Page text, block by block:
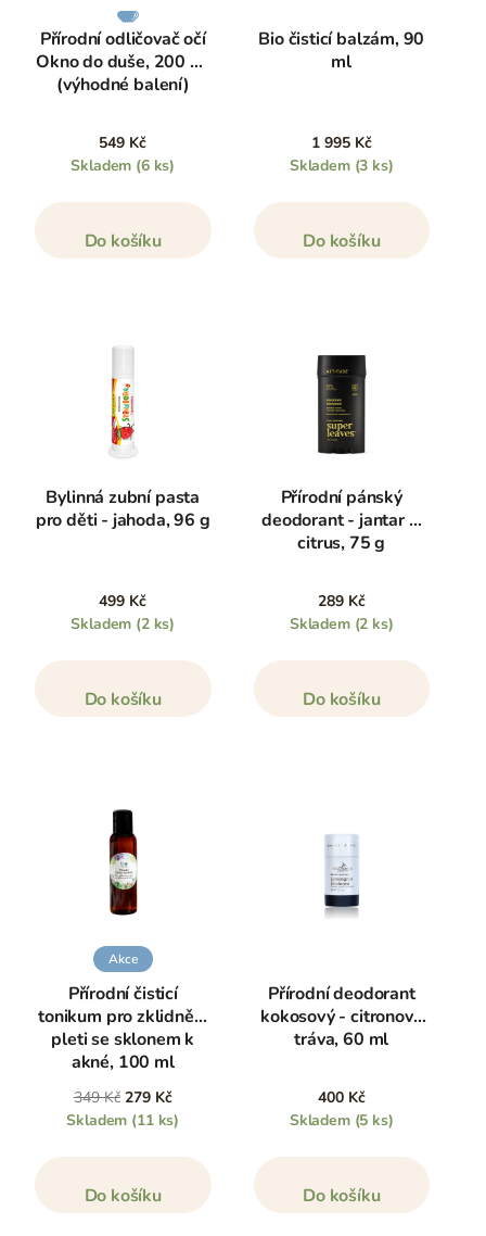
Přírodní odličovač očí
Okno do duše, 200 ml
(výhodné balení)
549 Kč
Skladem (6 ks)
Do košíku
Bio čisticí balzám, 90
ml
1 995 Kč
Skladem (3 ks)
Do košíku
Bylinná zubní pasta
pro děti - jahoda, 96 g
499 Kč
Skladem (2 ks)
Do košíku
Přírodní pánský
deodorant - jantar &
citrus, 75 g
289 Kč
Skladem (2 ks)
Do košíku
Akce
Přírodní čisticí
tonikum pro zklidnění
pleti se sklonem k
akné, 100 ml
349 Kč 279 Kč
Skladem (11 ks)
Do košíku
Přírodní deodorant
kokosový - citronová
tráva, 60 ml
400 Kč
Skladem (5 ks)
Do košíku